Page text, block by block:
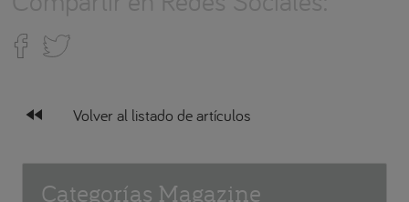
fast_rewind Volver al listado de artículos
Categorías Magazine